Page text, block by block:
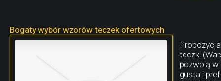
Bogaty wybór wzorów teczek ofertowych
teczki
pozwolą w
gusta i